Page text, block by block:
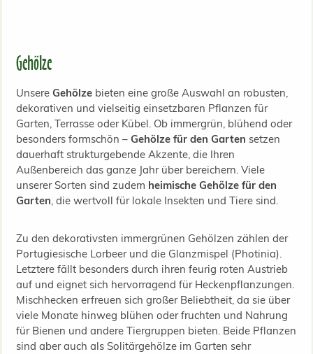
Gehölze
Unsere Gehölzebieten eine große Auswahl an robusten,
dekorativen und vielseitig einsetzbaren Pflanzen für
Garten, Terrasse oder Kübel. Ob immergrün, blühend oder
besonders formschön – Gehölze für den Garten setzen
dauerhaft strukturgebende Akzente, die Ihren
Außenbereich das ganze Jahr über bereichern. Viele
unserer Sorten sind zudem heimische Gehölze für den
Garten, die wertvoll für lokale Insekten und Tiere sind.
Zu den dekorativsten immergrünen Gehölzen zählen der
Portugiesische Lorbeer und die Glanzmispel (Photinia).
Letztere fällt besonders durch ihren feurig roten Austrieb
auf und eignet sich hervorragend für Heckenpflanzungen.
Mischhecken erfreuen sich großer Beliebtheit, da sie über
viele Monate hinweg blühen oder fruchten und Nahrung
für Bienen und andere Tiergruppen bieten. Beide Pflanzen
sind aber auch als Solitärgehölze im Garten sehr